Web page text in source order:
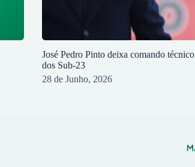
José Pedro Pinto deixa comando técnico
dos Sub-23
28 de Junho, 2026